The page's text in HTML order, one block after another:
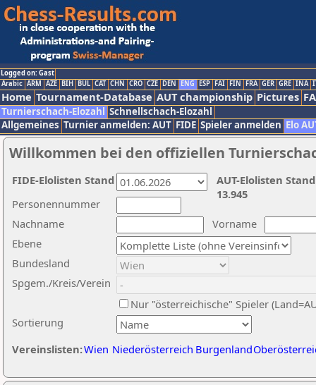
Logged on: Gast
Arabic ARM AZE BIH BUL CAT CHN CRO CZE DEN ENG ESP FAI FIN FRA GER GRE INA
Home Tournament-Database AUT championship Pictures
Turnierschach-Elozahl Schnellschach-Elozahl
Allgemeines Turnier anmelden: AUT FIDE Spieler anmelden Elo
Willkommen bei den offiziellen
Nachname
Vorname
Ebene
Sortierung
Personennummer
Bundesland
Spgem./Kreis/Verein
Nur "österreichische" Spieler
Vereinslisten:Wien Niederösterreich Burgenland
AUT-Elolisten
13.945
FIDE-Elolisten Stand